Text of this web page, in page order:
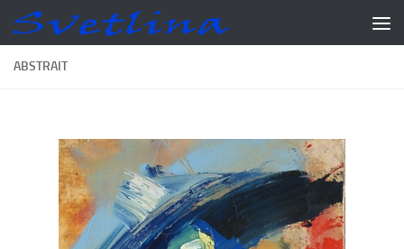
Skip to content
ABSTRAIT